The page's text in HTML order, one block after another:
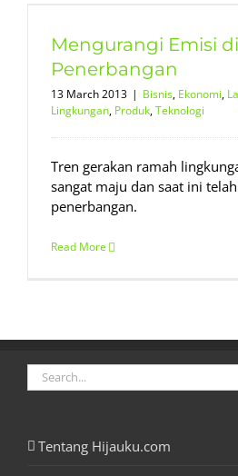
Mengurangi Emisi
Penerbangan
13 March 2013 | Bisnis, Ekonomi,
Lingkungan, Produk,Teknologi
Tren gerakan ramah
sangat maju dan saat ini
penerbangan.
Read More
Search
for:
Tentang Hijauku.com